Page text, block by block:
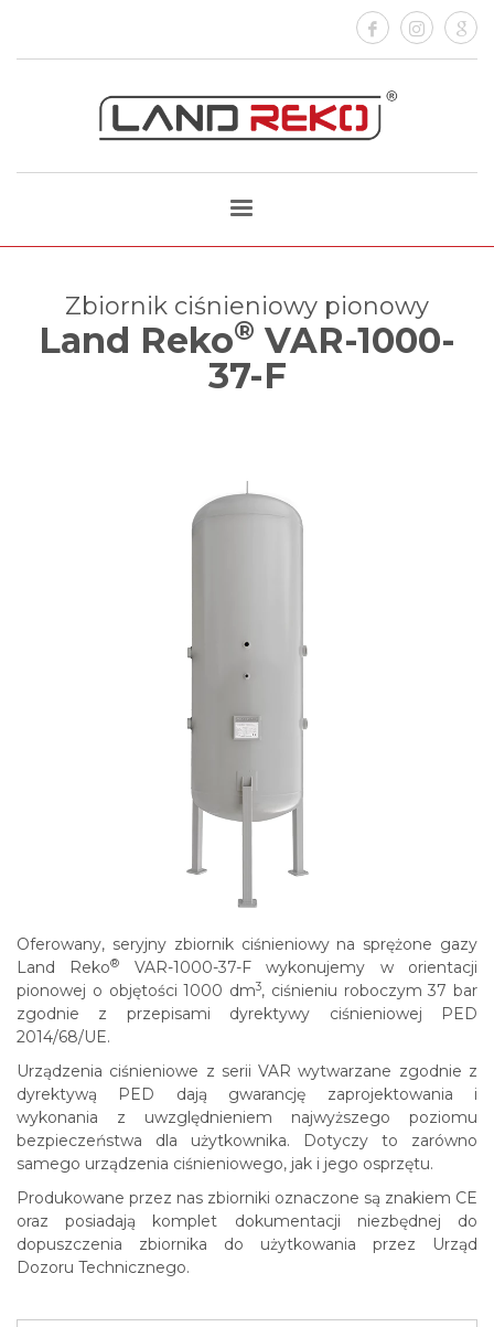
Zbiornik ciśnieniowy pionowy
Land Reko® VAR-1000-
37-F
Oferowany, seryjny zbiornik ciśnieniowy na sprężone gazy
Land Reko®
VAR-1000-37-F wykonujemy w orientacji
pionowej o objętości 1000 dm3, ciśnieniu roboczym 37 bar
zgodnie z przepisami dyrektywy ciśnieniowej PED
2014/68/UE.
Urządzenia ciśnieniowe z serii VAR wytwarzane zgodnie z
dyrektywą PED dają gwarancję zaprojektowania i
wykonania z uwzględnieniem najwyższego poziomu
bezpieczeństwa dla użytkownika. Dotyczy to zarówno
samego urządzenia ciśnieniowego, jak i jego osprzętu.
Produkowane przez nas zbiorniki oznaczone są znakiem CE
oraz posiadają komplet dokumentacji niezbędnej do
dopuszczenia zbiornika do użytkowania przez Urząd
Dozoru Technicznego.